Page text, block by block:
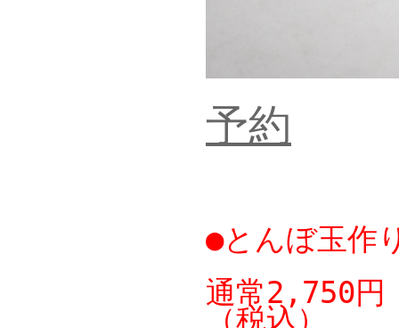
予約
●とんぼ玉作
通常2,750円
（税込）